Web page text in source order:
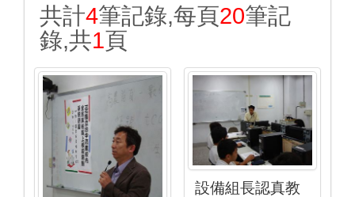
共計4筆記錄,每頁20筆記
錄,共1頁
設備組長認真教